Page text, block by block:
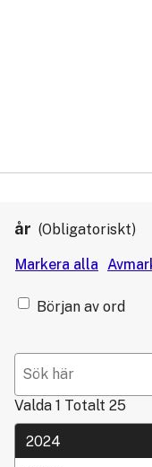
år Obligatoriskt
Början av ord
Valda 1 Totalt 25